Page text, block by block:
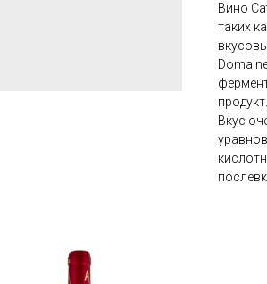
Вино
таких
продукт.
Вкус